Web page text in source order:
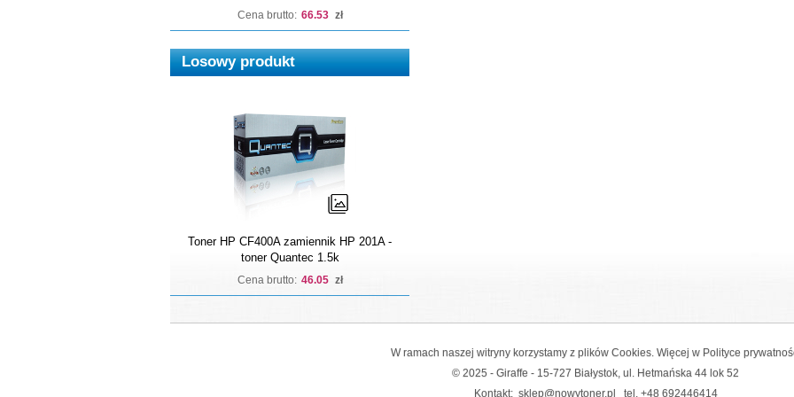
Cena brutto: 66.53 zł
Losowy produkt
Toner HP CF400A zamiennik HP 201A -
toner Quantec 1.5k
Cena brutto: 46.05 zł
W ramach naszej witryny korzystamy z plików Cookies. Więcej w Polityce
© 2025 - Giraffe - 15-727 Białystok, ul. Hetmańska 44 lok 52
Kontakt: sklep@nowytoner.pl tel. +48 692446414